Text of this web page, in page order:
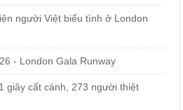
người Việt biểu tình ở London
- London Gala Runway
giây cất cánh, 273 người thiệt